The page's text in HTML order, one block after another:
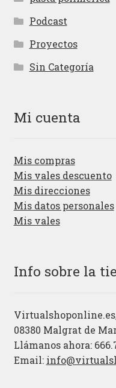
Podcast
Proyectos
Sin Categoría
Mi cuenta
Mis compras
Mis vales descuento
Mis direcciones
Mis datos personales
Mis vales
Info sobre la
08380 Malgrat de
Llámanos ahora:
Email: